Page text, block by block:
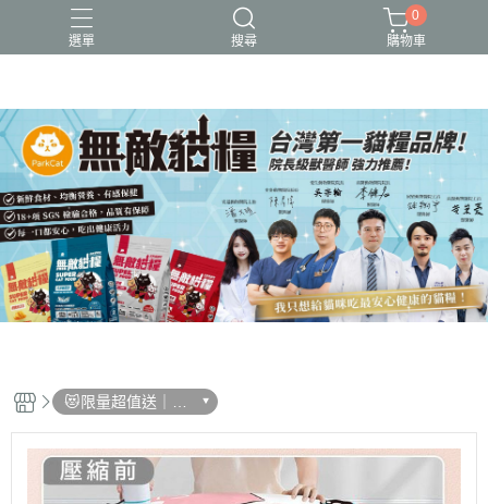
選單 搜尋
可愛又療癒的貓設計
新品上市
無敵貓糧_全齡貓可食_保健型飼料
貓用品、貓砂、貓抓板、剃毛器、好喵招系列
貓飼料、主食餐包、主食罐、凍乾、保健品
0
購物車
😻限量超值送｜滿
額現折200再送限
量好禮二選一!!